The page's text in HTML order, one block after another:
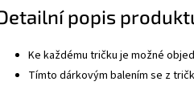
popis
Ke každému tričku je možné
Tímto dárkovým balením se z